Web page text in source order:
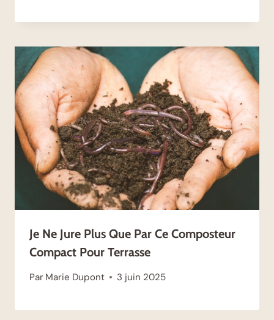
Je Ne Jure Plus Que Par Ce Composteur
Compact Pour Terrasse
Par Marie Dupont 3 juin 2025